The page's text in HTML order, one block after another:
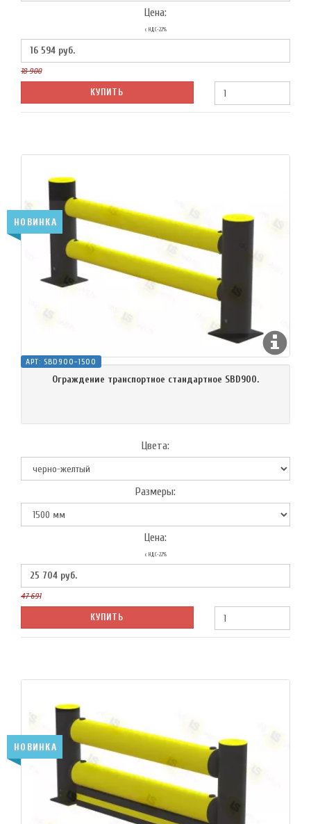
Цена:
с НДС-22%
16 594 руб.
18 900
КУПИТЬ
АРТ: SBD900-1500
Ограждение транспортное стандартное SBD900.
Цвета:
Размеры:
Цена:
с НДС-22%
25 704 руб.
47 691
КУПИТЬ
НОВИНКА
НОВИНКА